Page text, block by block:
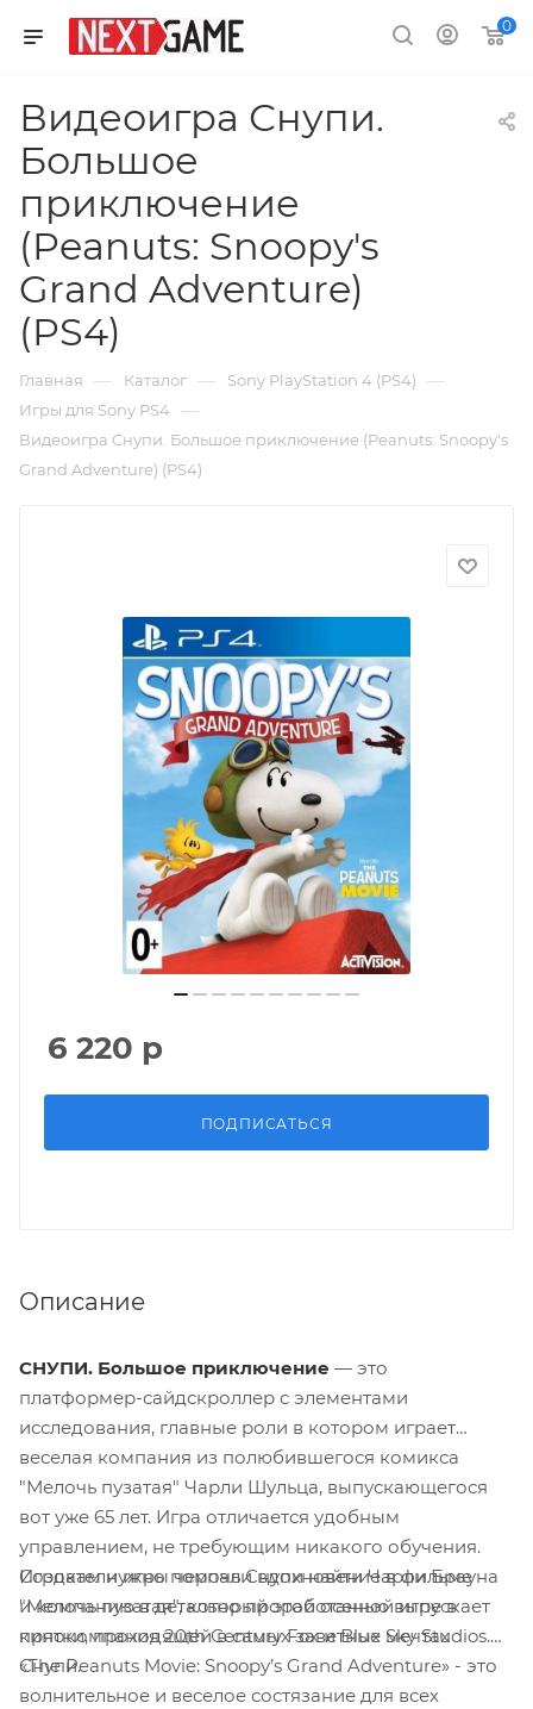
0
Видеоигра Снупи.
Большое
приключение
(Peanuts: Snoopy's
Grand Adventure)
(PS4)
Главная — Каталог — Sony PlayStation 4 (PS4) —
Игры для Sony PS4 —
Видеоигра Снупи. Большое приключение (Peanuts: Snoopy's
Grand Adventure) (PS4)
6 220 р
ПОДПИСАТЬСЯ
Описание
СНУПИ. Большое приключение — это
платформер-сайдскроллер с элементами
исследования, главные роли в котором играет
веселая компания из полюбившегося комикса
"Мелочь пузатая" Чарли Шульца, выпускающегося
вот уже 65 лет. Игра отличается удобным
управлением, не требующим никакого обучения.
Игрокам нужно помочь Снупи найти Чарли Брауна
и компанию в детально проработанной игре в
прятки, проходящей в самых заветных мечтах
Снупи.
Создатели игры черпали вдохновение в фильме
"Мелочь пузатая", который этой осенью выпускает
кинокомпания 20th Century Fox и Blue Sky Studios.
«The Peanuts Movie: Snoopy’s Grand Adventure» - это
волнительное и веселое состязание для всех